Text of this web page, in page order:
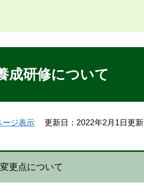
成研修について
ージ表示 更新日：2022年2月1日更新
更点について